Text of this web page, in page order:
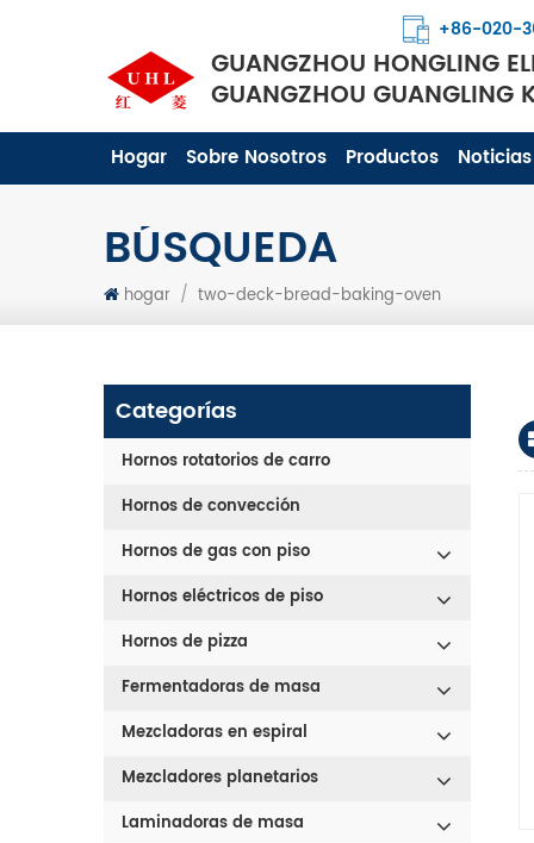
+86-020-
GUANGZHOU HONGLING
GUANGZHOU GUANGLING
Hogar Sobre Nosotros Productos Noticias
BÚSQUEDA
hogar / two-deck-bread-baking-oven
Categorías
Hornos rotatorios de carro
Hornos de convección
Hornos de gas con piso
Hornos eléctricos de piso
Hornos de pizza
Fermentadoras de masa
Mezcladoras en espiral
Mezcladores planetarios
Laminadoras de masa